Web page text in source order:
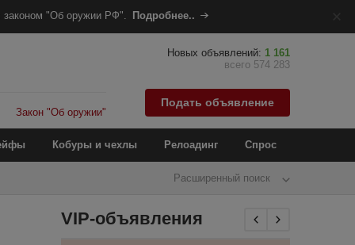
законом "Об оружии РФ". Подробнее..
Закон "Об оружии"
Новых объявлений: 1 161
всего 574 283
Подать объявление
Кобуры и чехлы Релоадинг Спрос
Расширенный поиск
VIP-объявления